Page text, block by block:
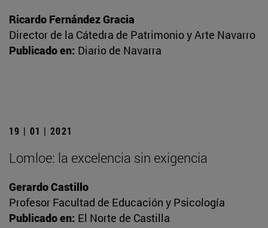
Ricardo Fernández Gracia
Director de la Cátedra de Patrimonio y Arte Navarro
Publicado en: Diario de Navarra
19 | 01 | 2021
Lomloe: la excelencia sin exigencia
Gerardo Castillo
Profesor Facultad de Educación y Psicología
Publicado en: El Norte de Castilla